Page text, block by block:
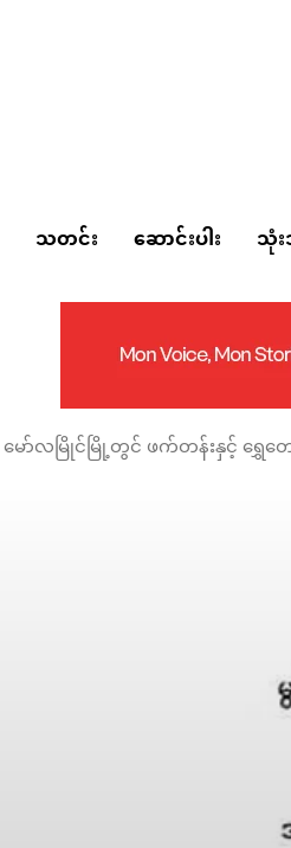
သတင်း ဆောင်းပါး သုံ
မော်လမြိုင်မြို့တွင် ဖက်တန်းနှင့် ရွှေတ